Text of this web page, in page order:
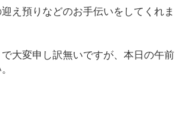
え預りなどのお手伝いをしてくれま
大変申し訳無いですが、本日の午前